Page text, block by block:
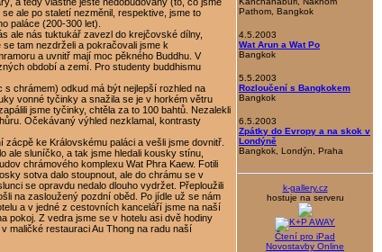
ale po staletí nezměnil, respektive, jsme to
paláce (200-300 let).
ale nás tuktukář zavezl do krejčovské dílny,
tam nezdrželi a pokračovali jsme k
a uvnitř mají moc pěkného Buddhu. V
období a zemí. Pro studenty buddhismu
chrámem) odkud má být nejlepší rozhled na
vonné tyčinky a snažila se je v horkém větru
jsme tyčinky, chtěla za to 100 bahtů. Nezalekli
Očekávaný výhled nezklamal, kontrasty
ke Královskému paláci a vešli jsme dovnitř.
ale sluníčko, a tak jsme hledali kousky stínu,
chrámového komplexu Wat Phra Kaew. Fotili
sotva dalo stoupnout, ale do chrámu se v
se opravdu nedalo dlouho vydržet. Přeploužili
na zasloužený pozdní oběd. Po jídle už se nám
a v jedné z cestovních kanceláří jsme na naší
pokoj. Z vedra jsme se v hotelu asi dvě hodiny
maličké restauraci Au Thong na radu naší
Pathom, Bangkok
4.5.2003
Wat Arun a Wat Po
Bangkok
5.5.2003
Rozloučení s Bangkokem
Bangkok
6.5.2003
Zpátky do Evropy a na skok v
Londýně
Bangkok, Londýn, Praha
k-gallery.cz
hostuje na serveru
Čtení pro iPad
Novostavby Online